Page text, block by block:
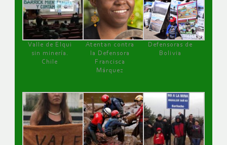
Valle de Elqui
sin minería.
Chile
Atentan contra
la Defensora
Francisca
Márquez
Defensoras de
Bolivia